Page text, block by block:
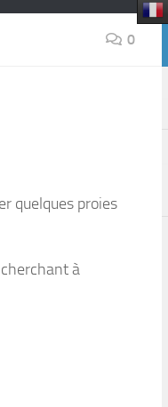
0
quelques proies
à